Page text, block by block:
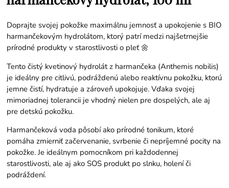
Doprajte svojej pokožke maximálnu jemnosť a upokojenie s BIO
harmančekovým hydrolátom, ktorý patrí medzi najšetrnejšie
prírodné produkty v starostlivosti o pleť 🌼
Tento čistý kvetinový hydrolát z harmančeka (Anthemis nobilis)
je ideálny pre citlivú, podráždenú alebo reaktívnu pokožku, ktorú
jemne čistí, hydratuje a zároveň upokojuje. Vďaka svojej
mimoriadnej tolerancii je vhodný nielen pre dospelých, ale aj
pre detskú pokožku.
Harmančeková voda pôsobí ako prírodné tonikum, ktoré
pomáha zmierniť začervenanie, svrbenie či nepríjemné pocity na
pokožke. Je ideálnym pomocníkom pri každodennej
starostlivosti, ale aj ako SOS produkt po slnku, holení či
podráždení.